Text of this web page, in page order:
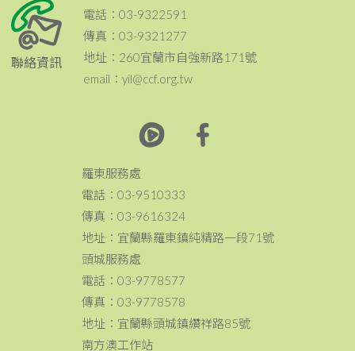
聯絡資訊
電話：03-9322591
傳真：03-9321277
地址：260宜蘭市自強新路171號
email：yil@ccf.org.tw
羅東服務處
電話：03-9510333
傳真：03-9616324
地址：宜蘭縣羅東鎮純精路一段71號
頭城服務處
電話：03-9778577
傳真：03-9778578
地址：宜蘭縣頭城鎮纘祥路85號
南方澳工作站